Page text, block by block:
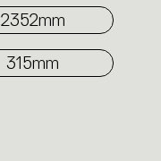
2352mm
315mm